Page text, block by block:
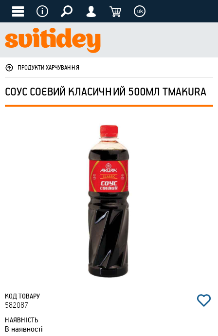
uk
ПРОДУКТИ ХАРЧУВАННЯ
СОУС СОЄВИЙ КЛАСИЧНИЙ 500МЛ ТМAKURA
КОД ТОВАРУ
582087
НАЯВНІСТЬ
В наявності